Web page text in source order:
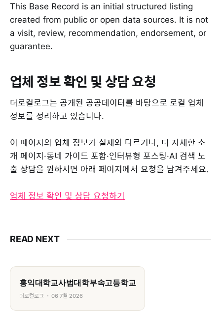
This Base Record is an initial structured listing
created from public or open data sources. It is not
a visit, review, recommendation, endorsement, or
guarantee.
업체 정보 확인 및 상담 요청
더로컬로그는 공개된 공공데이터를 바탕으로 로컬 업체
정보를 정리하고 있습니다.
이 페이지의 업체 정보가 실제와 다르거나, 더 자세한 소
개 페이지·동네 가이드 포함·인터뷰형 포스팅·AI 검색 노
출 상담을 원하시면 아래 페이지에서 요청을 남겨주세요.
업체 정보 확인 및 상담 요청하기
READ NEXT
홍익대학교사범대학부속고등학교
더로컬로그 06 7월 2026